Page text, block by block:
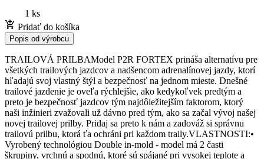
1 ks
Pridať do košíka
Popis od výrobcu
TRAILOVÁ PRILBAModel P2R FORTEX prináša alternatívu pre
všetkých trailových jazdcov a nadšencom adrenalínovej jazdy, ktorí
hľadajú svoj vlastný štýl a bezpečnosť na jednom mieste. Dnešné
trailové jazdenie je oveľa rýchlejšie, ako kedykoľvek predtým a
preto je bezpečnosť jazdcov tým najdôležitejším faktorom, ktorý
naši inžinieri zvažovali už dávno pred tým, ako sa začal vývoj našej
novej trailovej prilby. Pridaj sa preto k nám a zadováž si správnu
trailovú prilbu, ktorá ťa ochráni pri každom traily.VLASTNOSTI:•
Vyrobený technológiou Double in-mold - model má 2 časti
škrupiny, vrchnú a spodnú, ktoré sú spájané pri vysokej teplote a